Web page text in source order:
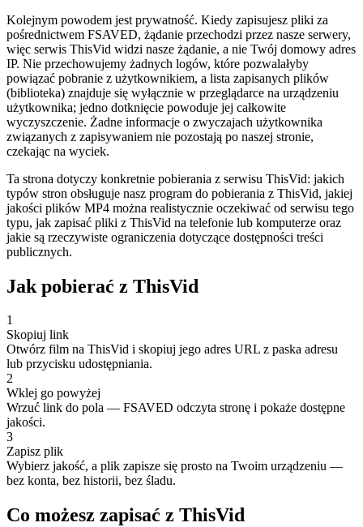
Kolejnym powodem jest prywatność. Kiedy zapisujesz pliki za
pośrednictwem FSAVED, żądanie przechodzi przez nasze serwery,
więc serwis ThisVid widzi nasze żądanie, a nie Twój domowy adres
IP. Nie przechowujemy żadnych logów, które pozwalałyby
powiązać pobranie z użytkownikiem, a lista zapisanych plików
(biblioteka) znajduje się wyłącznie w przeglądarce na urządzeniu
użytkownika; jedno dotknięcie powoduje jej całkowite
wyczyszczenie. Żadne informacje o zwyczajach użytkownika
związanych z zapisywaniem nie pozostają po naszej stronie,
czekając na wyciek.
Ta strona dotyczy konkretnie pobierania z serwisu ThisVid: jakich
typów stron obsługuje nasz program do pobierania z ThisVid, jakiej
jakości plików MP4 można realistycznie oczekiwać od serwisu tego
typu, jak zapisać pliki z ThisVid na telefonie lub komputerze oraz
jakie są rzeczywiste ograniczenia dotyczące dostępności treści
publicznych.
Jak pobierać z ThisVid
1
Skopiuj link
Otwórz film na ThisVid i skopiuj jego adres URL z paska adresu
lub przycisku udostępniania.
2
Wklej go powyżej
Wrzuć link do pola — FSAVED odczyta stronę i pokaże dostępne
jakości.
3
Zapisz plik
Wybierz jakość, a plik zapisze się prosto na Twoim urządzeniu —
bez konta, bez historii, bez śladu.
Co możesz zapisać z ThisVid